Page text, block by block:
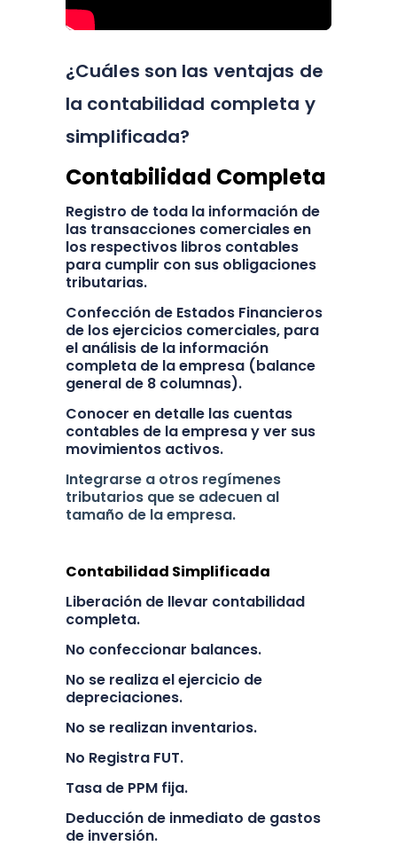
¿Cuáles son las ventajas de
la contabilidad completa y
simplificada?
Contabilidad Completa
Registro de toda la información de
las transacciones comerciales en
los respectivos libros contables
para cumplir con sus obligaciones
tributarias.
Confección de Estados Financieros
de los ejercicios comerciales, para
el análisis de la información
completa de la empresa (balance
general de 8 columnas).
Conocer en detalle las cuentas
contables de la empresa y ver sus
movimientos activos.
Integrarse a otros regímenes
tributarios que se adecuen al
tamaño de la empresa.
Contabilidad Simplificada
Liberación de llevar contabilidad
completa.
No confeccionar balances.
No se realiza el ejercicio de
depreciaciones.
No se realizan inventarios.
No Registra FUT.
Tasa de PPM fija.
Deducción de inmediato de gastos
de inversión.